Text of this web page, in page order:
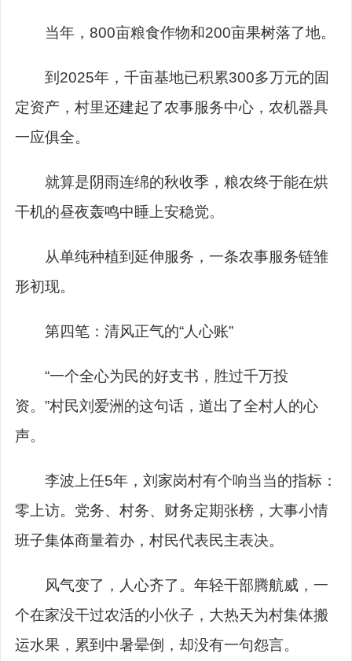
当年，800亩粮食作物和200亩果树落了地。
到2025年，千亩基地已积累300多万元的固
定资产，村里还建起了农事服务中心，农机器具
一应俱全。
就算是阴雨连绵的秋收季，粮农终于能在烘
干机的昼夜轰鸣中睡上安稳觉。
从单纯种植到延伸服务，一条农事服务链雏
形初现。
第四笔：清风正气的“人心账”
“一个全心为民的好支书，胜过千万投
资。”村民刘爱洲的这句话，道出了全村人的心
声。
李波上任5年，刘家岗村有个响当当的指标：
零上访。党务、村务、财务定期张榜，大事小情
班子集体商量着办，村民代表民主表决。
风气变了，人心齐了。年轻干部腾航威，一
个在家没干过农活的小伙子，大热天为村集体搬
运水果，累到中暑晕倒，却没有一句怨言。